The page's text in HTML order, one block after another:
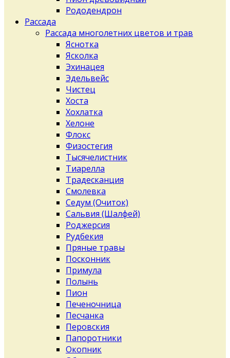
Рододендрон
Рассада
Рассада многолетних цветов и трав
Яснотка
Ясколка
Эхинацея
Эдельвейс
Чистец
Хоста
Хохлатка
Хелоне
Флокс
Физостегия
Тысячелистник
Тиарелла
Традесканция
Смолевка
Седум (Очиток)
Сальвия (Шалфей)
Роджерсия
Рудбекия
Пряные травы
Посконник
Примула
Полынь
Пион
Печеночница
Песчанка
Перовския
Папоротники
Окопник